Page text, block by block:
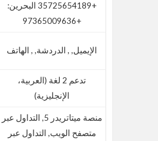
+35725654189 البحرين:
+97365009636
الإيميل, , الدردشة, , الهاتف
تدعم 2 لغة (العربية،
الإنجليزية)
منصة ميتاتريدر 5, التداول عبر
متصفح الويب, التداول عبر